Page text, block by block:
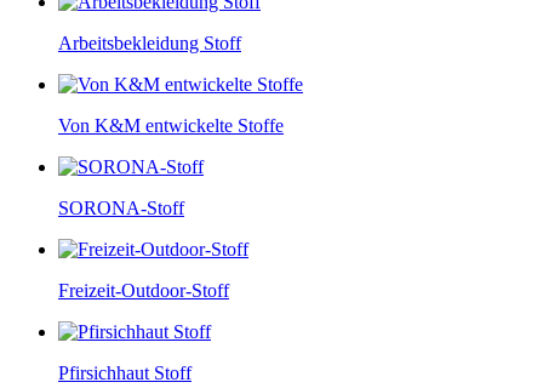
Arbeitsbekleidung Stoff
Von K&M entwickelte Stoffe
SORONA-Stoff
Freizeit-Outdoor-Stoff
Pfirsichhaut Stoff